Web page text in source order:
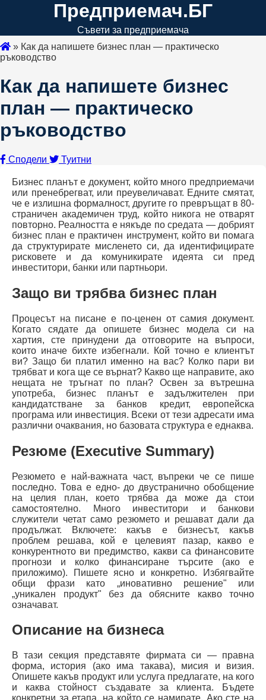
Предприемач.БГ
Съвети за предприемача
» Как да напишете бизнес план — практическо
ръководство
Как да напишете бизнес
план — практическо
ръководство
Сподели Туитни
Бизнес планът е документ, който много предприемачи
или пренебрегват, или преувеличават. Едните смятат,
че е излишна формалност, другите го превръщат в 80-
страничен академичен труд, който никога не отварят
повторно. Реалността е някъде по средата — добрият
бизнес план е практичен инструмент, който ви помага
да структурирате мисленето си, да идентифицирате
рисковете и да комуникирате идеята си пред
инвеститори, банки или партньори.
Защо ви трябва бизнес план
Процесът на писане е по-ценен от самия документ.
Когато сядате да опишете бизнес модела си на
хартия, сте принудени да отговорите на въпроси,
които иначе бихте избегнали. Кой точно е клиентът
ви? Защо би платил именно на вас? Колко пари ви
трябват и кога ще се върнат? Какво ще направите, ако
нещата не тръгнат по план? Освен за вътрешна
употреба, бизнес планът е задължителен при
кандидатстване за банков кредит, европейска
програма или инвестиция. Всеки от тези адресати има
различни очаквания, но базовата структура е еднаква.
Резюме (Executive Summary)
Резюмето е най-важната част, въпреки че се пише
последно. Това е едно- до двустранично обобщение
на целия план, което трябва да може да стои
самостоятелно. Много инвеститори и банкови
служители четат само резюмето и решават дали да
продължат. Включете: какъв е бизнесът, какъв
проблем решава, кой е целевият пазар, какво е
конкурентното ви предимство, какви са финансовите
прогнози и колко финансиране търсите (ако е
приложимо). Пишете ясно и конкретно. Избягвайте
общи фрази като „иновативно решение" или
„уникален продукт" без да обясните какво точно
означават.
Описание на бизнеса
В тази секция представяте фирмата си — правна
форма, история (ако има такава), мисия и визия.
Опишете какъв продукт или услуга предлагате, на кого
и каква стойност създавате за клиента. Бъдете